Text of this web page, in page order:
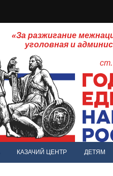
«За разжигание
уголовная и
КАЗАЧИЙ ЦЕНТР ДЕТЯМ